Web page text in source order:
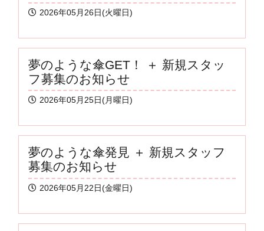
2026年05月26日(火曜日)
夢のような傘GET！ ＋ 新規スタッ
フ募集のお知らせ
2026年05月25日(月曜日)
夢のような傘発見 ＋ 新規スタッフ
募集のお知らせ
2026年05月22日(金曜日)